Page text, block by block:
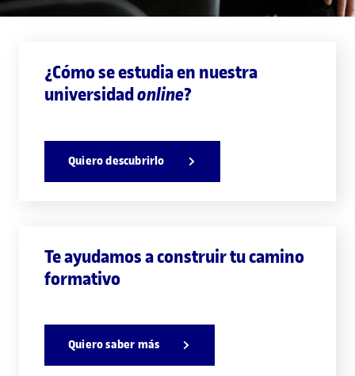
¿Cómo se estudia en nuestra
universidadonline?
Quiero descubrirlo
Te ayudamos a construir tu camino
formativo
Quiero saber más